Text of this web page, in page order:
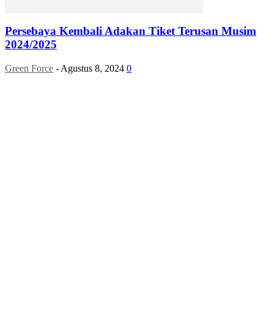
Persebaya Kembali Adakan Tiket Terusan Musim
2024/2025
Green Force - Agustus 8, 2024 0